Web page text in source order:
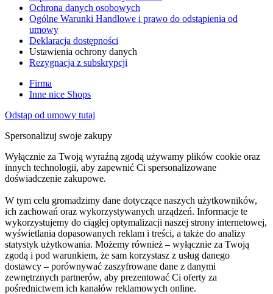
Ochrona danych osobowych
Ogólne Warunki Handlowe i prawo do odstąpienia od
umowy
Deklaracja dostępności
Ustawienia ochrony danych
Rezygnacja z subskrypcji
Firma
Inne nice Shops
Odstąp od umowy tutaj
Spersonalizuj swoje zakupy
Wyłącznie za Twoją wyraźną zgodą używamy plików cookie oraz
innych technologii, aby zapewnić Ci spersonalizowane
doświadczenie zakupowe.
W tym celu gromadzimy dane dotyczące naszych użytkowników,
ich zachowań oraz wykorzystywanych urządzeń. Informacje te
wykorzystujemy do ciągłej optymalizacji naszej strony internetowej,
wyświetlania dopasowanych reklam i treści, a także do analizy
statystyk użytkowania. Możemy również – wyłącznie za Twoją
zgodą i pod warunkiem, że sam korzystasz z usług danego
dostawcy – porównywać zaszyfrowane dane z danymi
zewnętrznych partnerów, aby prezentować Ci oferty za
pośrednictwem ich kanałów reklamowych online.